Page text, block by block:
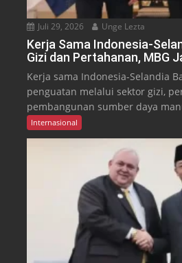
Juli 29, 2026 Unge Lezta
Kerja Sama Indonesia-
Gizi dan Pertahanan, MBG
Kerja sama Indonesia-Selandia
penguatan melalui sektor gizi,
pembangunan sumber daya
Internasional